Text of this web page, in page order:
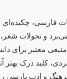
ادبیات فارسی،
و تحولات شعر،
معتبر برای
کلید درک بهتر
و ادب پارسی را